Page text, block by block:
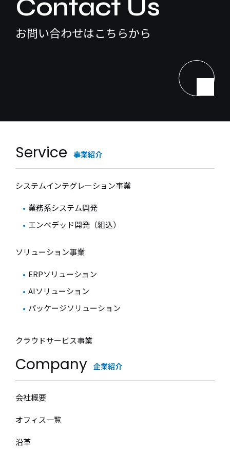
Contact Us
お問い合わせはこちらから
Service 事業紹介
システムインテグレーション事業
業務系システム開発
エンベデッド開発（組込）
ソリューション事業
ERPソリューション
AIソリューション
パッケージソリューション
クラウドサービス事業
Company 企業紹介
会社概要
オフィス一覧
沿革